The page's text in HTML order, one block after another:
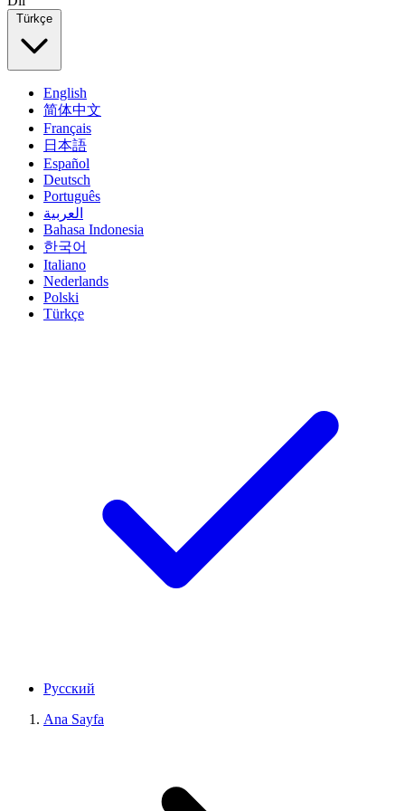
Türkçe
English
简体中文
Français
日本語
Español
Deutsch
Português
العربية
Bahasa Indonesia
한국어
Italiano
Nederlands
Polski
Türkçe
Русский
Ana Sayfa